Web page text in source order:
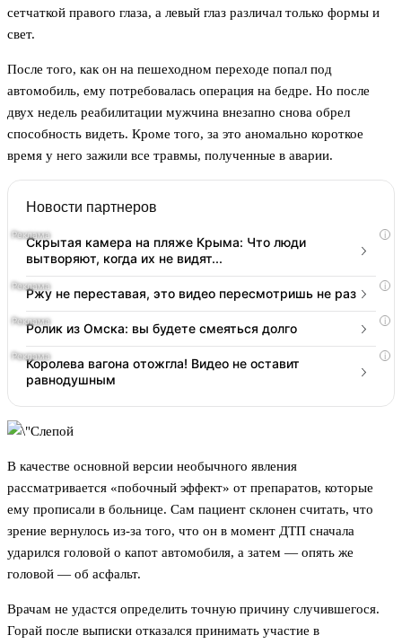
сетчаткой правого глаза, а левый глаз различал только формы и
свет.
После того, как он на пешеходном переходе попал под
автомобиль, ему потребовалась операция на бедре. Но после
двух недель реабилитации мужчина внезапно снова обрел
способность видеть. Кроме того, за это аномально короткое
время у него зажили все травмы, полученные в аварии.
Новости партнеров
i
Скрытая камера на пляже Крыма: Что люди
вытворяют, когда их не видят...
i
Ржу не переставая, это видео пересмотришь не раз
i
Ролик из Омска: вы будете смеяться долго
i
Королева вагона отожгла! Видео не оставит
равнодушным
В качестве основной версии необычного явления
рассматривается «побочный эффект» от препаратов, которые
ему прописали в больнице. Сам пациент склонен считать, что
зрение вернулось из-за того, что он в момент ДТП сначала
ударился головой о капот автомобиля, а затем — опять же
головой — об асфальт.
Врачам не удастся определить точную причину случившегося.
Горай после выписки отказался принимать участие в